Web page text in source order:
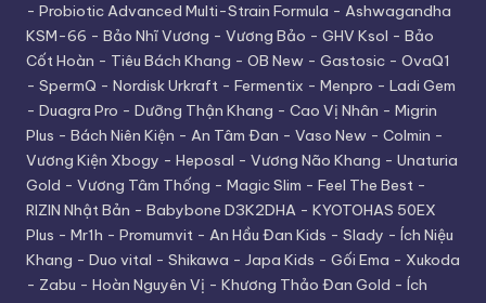
- Probiotic Advanced Multi-Strain Formula - Ashwagandha
KSM-66 - Bảo Nhĩ Vương - Vương Bảo - GHV Ksol - Bảo
Cốt Hoàn - Tiêu Bách Khang - OB New - Gastosic - OvaQ1
- SpermQ - Nordisk Urkraft - Fermentix - Menpro - Ladi Gem
- Duagra Pro - Dưỡng Thận Khang - Cao Vị Nhân - Migrin
Plus - Bách Niên Kiện - An Tâm Đan - Vaso New - Colmin -
Vương Kiện Xbogy - Heposal - Vương Não Khang - Unaturia
Gold - Vương Tâm Thống - Magic Slim - Feel The Best -
RIZIN Nhật Bản - Babybone D3K2DHA - KYOTOHAS 50EX
Plus - Mr1h - Promumvit - An Hầu Đan Kids - Slady - Ích Niệu
Khang - Duo vital - Shikawa - Japa Kids - Gối Ema - Xukoda
- Zabu - Hoàn Nguyên Vị - Khương Thảo Đan Gold - Ích